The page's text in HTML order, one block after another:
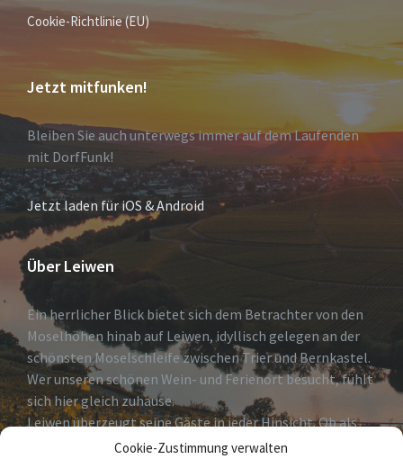
Cookie-Zustimmung verwalten
Cookie-Richtlinie (EU)
Jetzt mitfunken!
Bleiben Sie auch unterwegs immer auf dem Laufenden
mit DorfFunk!
Jetzt laden für iOS & Android
Über Leiwen
Ein herrlicher Blick bietet sich dem Betrachter von den
Moselhöhen hinab auf Leiwen, idyllisch gelegen an der
schönsten Moselschleife zwischen Trier und Bernkastel.
Wer unseren schönen Wein- und Ferienort besucht, fühlt
sich hier gleich zuhause.
Leiwen überzeugt seine Gäste in jeder Hinsicht. Ob als
erholsames Urlaubsdomizil, Geheimtip für Weinkenner